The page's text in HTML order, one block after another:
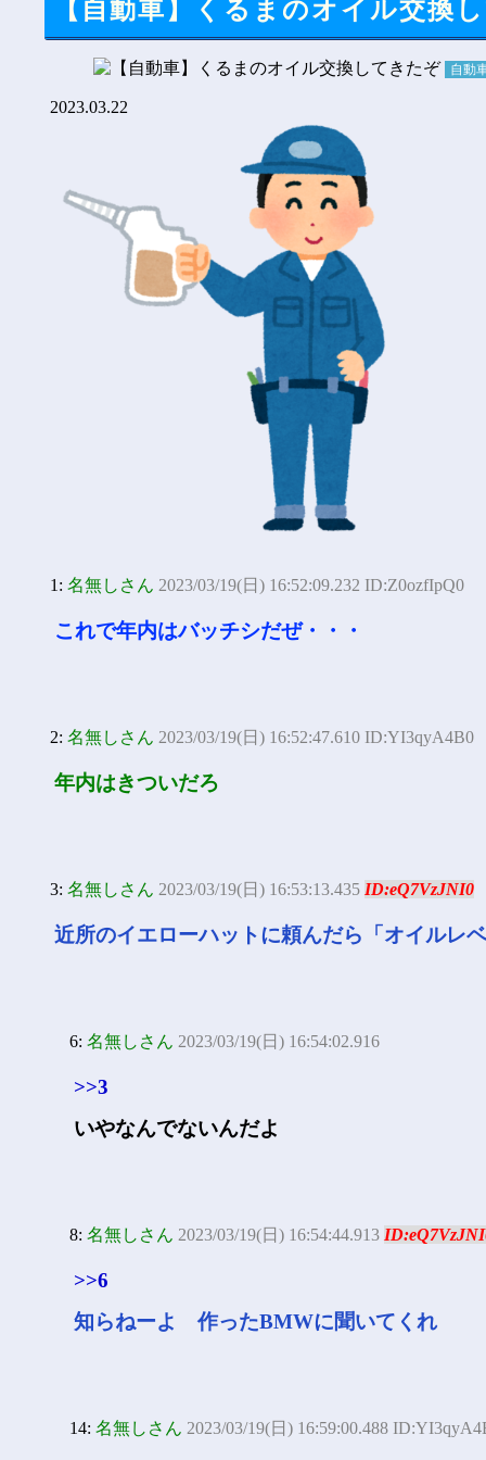
【自動車】くるまのオイル交換
自動
2023.03.22
1: 名無しさん 2023/03/19(日) 16:52:09.232 ID:Z0ozfIpQ0
これで年内はバッチシだぜ・・・
2: 名無しさん 2023/03/19(日) 16:52:47.610 ID:YI3qyA4B0
年内はきついだろ
3: 名無しさん 2023/03/19(日) 16:53:13.435 ID:eQ7VzJNI0
近所のイエローハットに頼んだら「オイルレ
6: 名無しさん 2023/03/19(日) 16:54:02.916
>>3
いやなんでないんだよ
8: 名無しさん 2023/03/19(日) 16:54:44.913
>>6
知らねーよ 作ったBMWに聞いてくれ
14: 名無しさん 2023/03/19(日) 16:59:00.488